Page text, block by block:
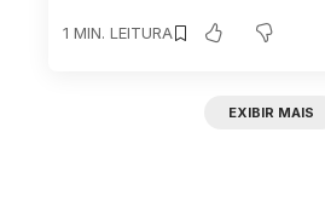
1 MIN. LEITURA
EXIBIR MAIS